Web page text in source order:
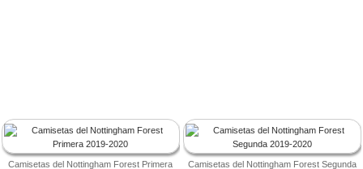
Camisetas del Nottingham Forest Primera
Camisetas del Nottingham Forest Segunda